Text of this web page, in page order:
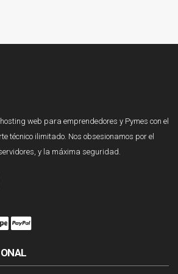
web para emprendedores y Pymes con el
técnico ilimitado. Nos obsesionamos por el
y la máxima seguridad.